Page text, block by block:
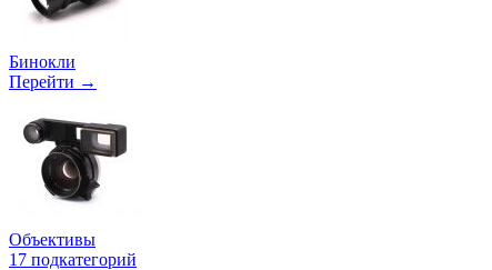
Бинокли
Перейти →
Объективы
17 подкатегорий